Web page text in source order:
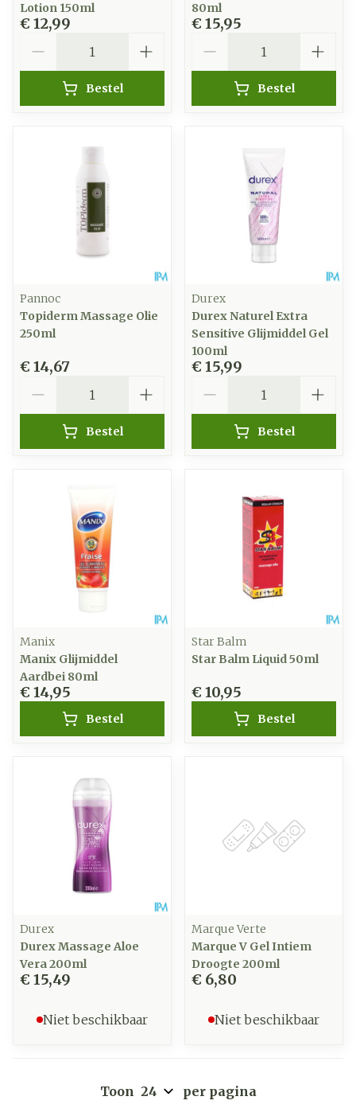
Lotion 150ml
€ 12,99
Bestel
80ml
€ 15,95
Bestel
Pannoc
Topiderm Massage Olie
250ml
€ 14,67
Bestel
Durex
Durex Naturel Extra
Sensitive Glijmiddel Gel
100ml
€ 15,99
Bestel
Manix
Manix Glijmiddel
Aardbei 80ml
€ 14,95
Bestel
Star Balm
Star Balm Liquid 50ml
€ 10,95
Bestel
Durex
Durex Massage Aloe
Vera 200ml
€ 15,49
Niet beschikbaar
Marque Verte
Marque V Gel Intiem
Droogte 200ml
€ 6,80
Niet beschikbaar
Toon per pagina